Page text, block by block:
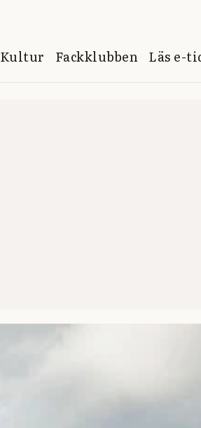
Kultur Fackklubben Läs e-